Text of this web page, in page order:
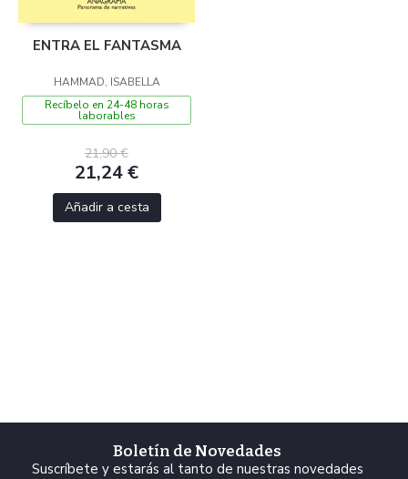
ENTRA EL FANTASMA
HAMMAD, ISABELLA
Recíbelo en 24-48 horas
laborables
21,90 €
21,24 €
Añadir a cesta
Boletín de Novedades
Suscríbete y estarás al tanto de nuestras novedades